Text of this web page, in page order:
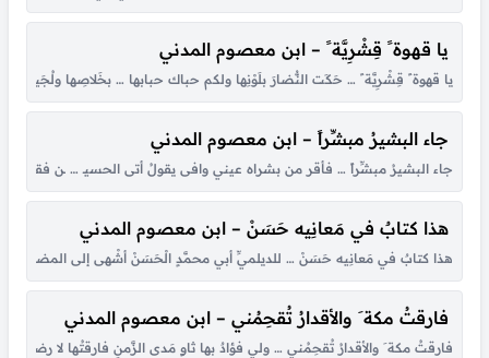
يا قهوة ً قِشْرِيَّة ً – ابن معصوم المدني
يا قهوة ً قِشْرِيَّة ً … حَكَت النُّضارَ بلَوْنِها ولكم حباك حبابها … بخَلاصِها ولُجَينِها
جاء البشيرُ مبشِّراً – ابن معصوم المدني
جاء البشيرُ مبشِّراً … فأقر من بشراه عيني وافى يقولُ أتى الحسيـ … ـن فقلت
هذا كتابٌ في مَعانِيه حَسَنْ – ابن معصوم المدني
هذا كتابٌ في مَعانِيه حَسَنْ … للديلميِّ أبي محمَّدٍ الْحَسَنْ أشْهى إلى المضني
فارقتُ مكة َ والأقدارُ تُقحِمُني – ابن معصوم المدني
فارقتُ مكة َ والأقدارُ تُقحِمُني … ولي فؤادٌ بها ثاوٍ مَدى الزَّمنِ فارقتُها لا